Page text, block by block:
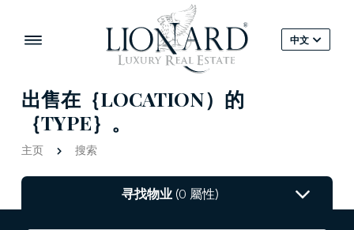
中文
出售在｛LOCATION）的
｛TYPE｝。
主页 搜索
寻找物业(0 屬性)